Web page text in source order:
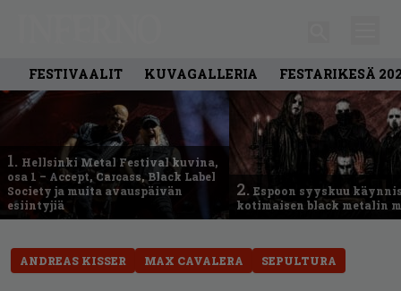
FESTIVAALIT KUVAGALLERIA FESTARIKESÄ
1. Hellsinki Metal Festival kuvina,
osa 1 – Accept, Carcass, Black Label
Society ja muita avauspäivän
esiintyjiä
2. Espoon syyskuu
kotimaisen black metalin
ANDREAS KISSER MAX CAVALERA SEPULTURA